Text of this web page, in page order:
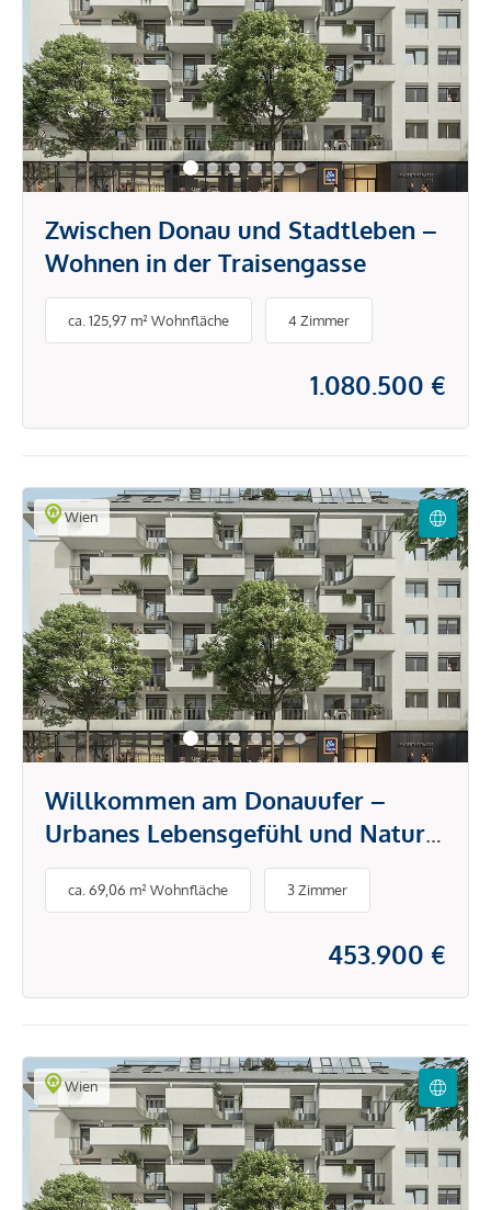
Zwischen Donau und Stadtleben –
Wohnen in der Traisengasse
ca. 125,97 m² Wohnfläche 4 Zimmer
1.080.500 €
Wien
Willkommen am Donauufer –
Urbanes Lebensgefühl und Natur
als wertbeständige Anlage
ca. 69,06 m² Wohnfläche 3 Zimmer
453.900 €
Wien